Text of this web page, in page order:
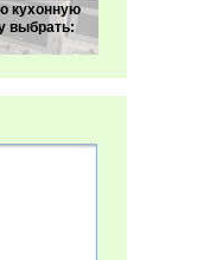
кухонную
выбрать: